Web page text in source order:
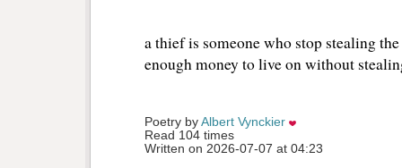
a thief is someone who stop stealing the
enough money to live on without
Poetry by Albert Vynckier
Read 104 times
Written on 2026-07-07 at 04:23